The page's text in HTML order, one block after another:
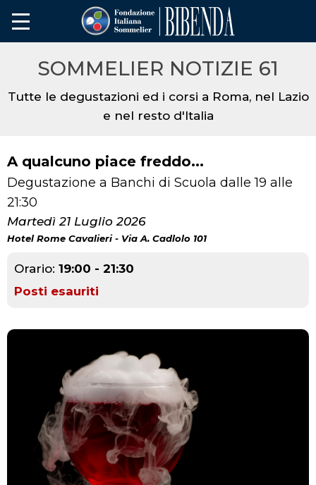
SOMMELIER NOTIZIE 61
Tutte le degustazioni ed i corsi a Roma, nel Lazio
e nel resto d'Italia
A qualcuno piace freddo...
Degustazione a Banchi di Scuola dalle 19 alle
21:30
Martedì 21 Luglio 2026
Hotel Rome Cavalieri - Via A. Cadlolo 101
Orario: 19:00 - 21:30
Posti esauriti